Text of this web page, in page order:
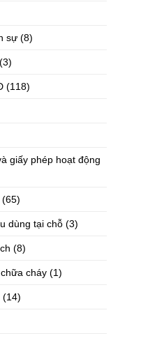
sự (8)
(3)
(118)
giấy phép hoạt động
(65)
dùng tại chỗ (3)
(8)
cháy (1)
(14)